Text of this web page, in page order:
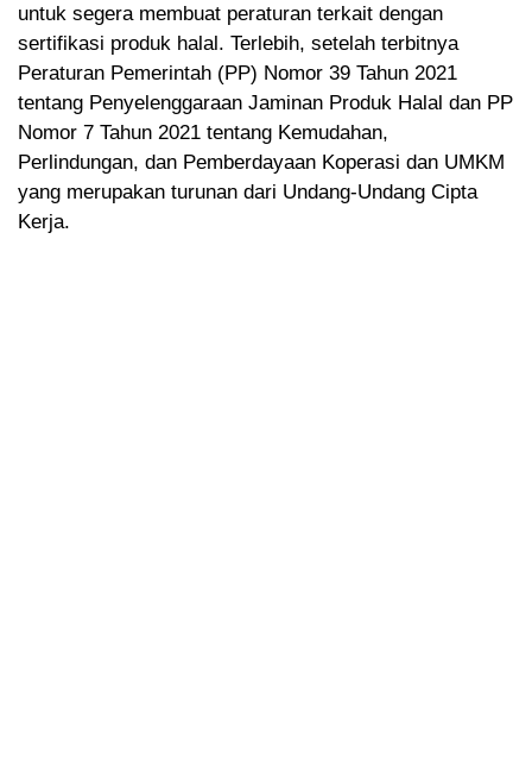
untuk segera membuat peraturan terkait dengan
sertifikasi produk halal. Terlebih, setelah terbitnya
Peraturan Pemerintah (PP) Nomor 39 Tahun 2021
tentang Penyelenggaraan Jaminan Produk Halal dan PP
Nomor 7 Tahun 2021 tentang Kemudahan,
Perlindungan, dan Pemberdayaan Koperasi dan UMKM
yang merupakan turunan dari Undang-Undang Cipta
Kerja.